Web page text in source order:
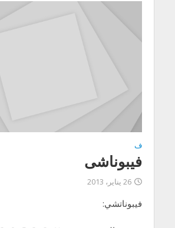
ف
فيبوناشى
26 يناير، 2013
فيبوناتشي: